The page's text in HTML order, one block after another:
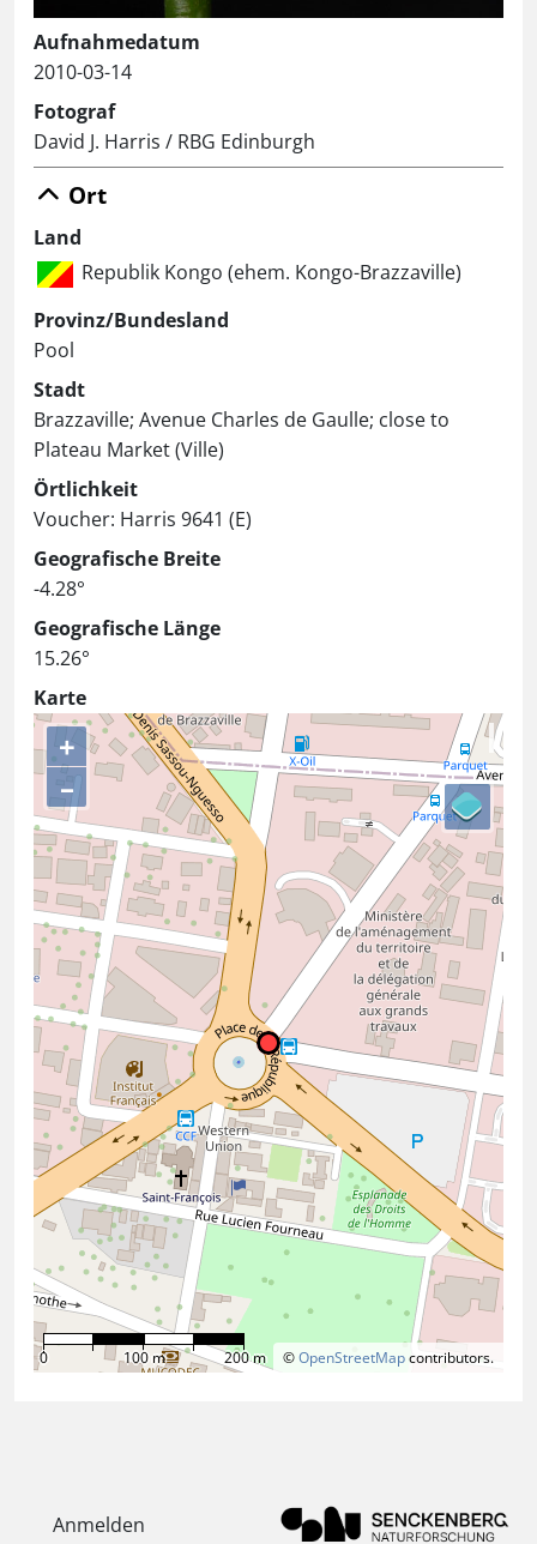
Aufnahmedatum
2010-03-14
Fotograf
David J. Harris / RBG Edinburgh
Ort
Land
Republik Kongo (ehem. Kongo-Brazzaville)
Provinz/Bundesland
Pool
Stadt
Brazzaville; Avenue Charles de Gaulle; close to
Plateau Market (Ville)
Örtlichkeit
Voucher: Harris 9641 (E)
Geografische Breite
-4.28°
Geografische Länge
15.26°
Karte
+
–
©OpenStreetMapcontributors.
0 100 m 200 m
Anmelden